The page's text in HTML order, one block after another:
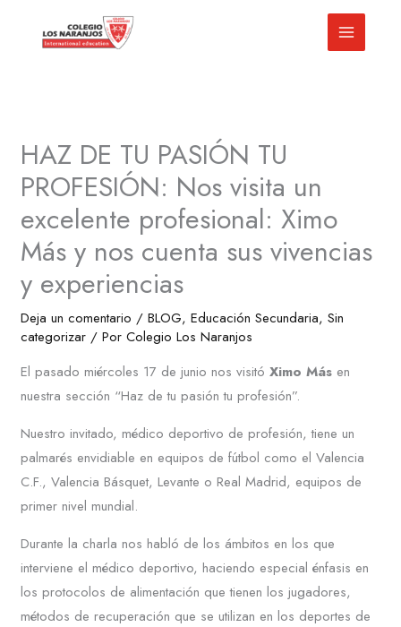
HAZ DE TU PASIÓN TU
PROFESIÓN: Nos visita un
excelente profesional: Ximo
Más y nos cuenta sus vivencias
y experiencias
Deja un comentario /BLOG,Educación Secundaria,Sin
categorizar / PorColegio Los Naranjos
El pasado miércoles 17 de junio nos visitóXimo Más en
nuestra sección “Haz de tu pasión tu profesión”.
Nuestro invitado, médico deportivo de profesión, tiene un
palmarés envidiable en equipos de fútbol como el Valencia
C.F., Valencia Básquet, Levante o Real Madrid, equipos de
primer nivel mundial.
Durante la charla nos habló de los ámbitos en los que
interviene el médico deportivo, haciendo especial énfasis en
los protocolos de alimentación que tienen los jugadores,
métodos de recuperación que se utilizan en los deportes de